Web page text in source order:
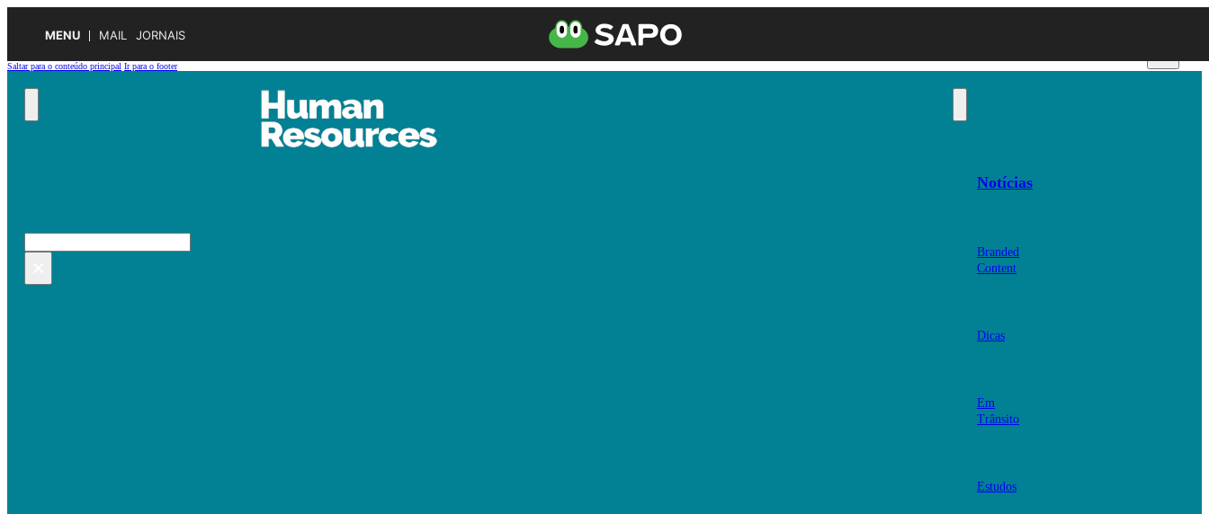
MENU MAIL JORNAIS
Saltar para o conteúdo principal Ir para o footer
Pesquisar
Notícias
Branded
Content
Dicas
Em
Trânsito
Estudos